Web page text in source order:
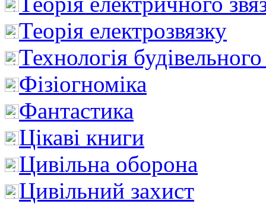
Теорія електрозвязку
Технологія
Фізіогноміка
Фантастика
Цікаві книги
Цивільна оборона
Цивільний захист